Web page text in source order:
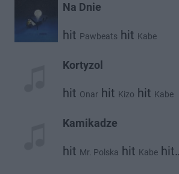
Na Dnie
hit Pawbeats hit Kabe
Kortyzol
hit Onar hit Kizo hit Kabe
Kamikadze
hit Mr. Polska hit Kabe hit